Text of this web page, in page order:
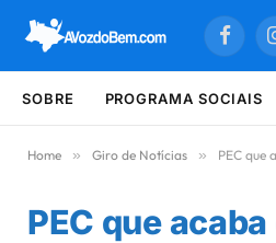
SOBRE PROGRAMA SOCIAIS
Home » Giro de Notícias » PEC que
PEC que